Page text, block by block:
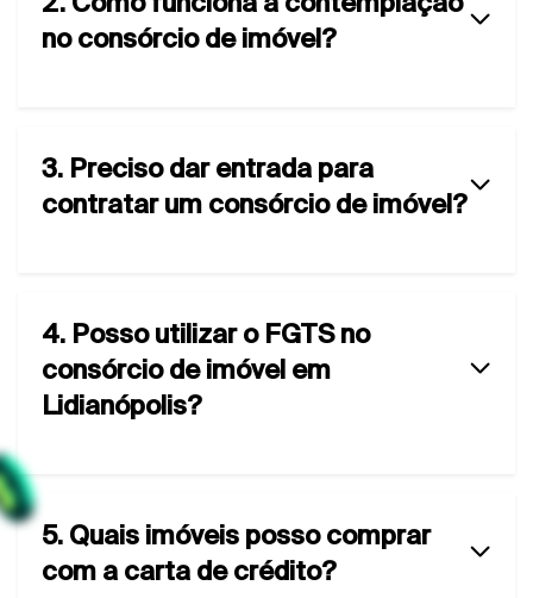
no consórcio de imóvel?
3. Preciso dar entrada para
contratar um consórcio de imóvel?
4. Posso utilizar o FGTS no
consórcio de imóvel em
Lidianópolis?
5. Quais imóveis posso comprar
com a carta de crédito?